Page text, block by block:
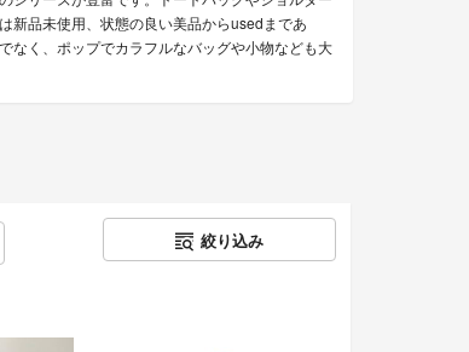
新品未使用、状態の良い美品からusedまであ
なく、ポップでカラフルなバッグや小物なども大
絞り込み